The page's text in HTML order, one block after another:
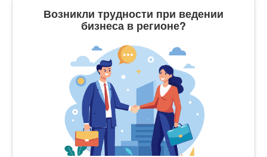
Возникли трудности при ведении
бизнеса в регионе?